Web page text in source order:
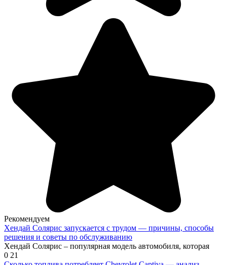
Рекомендуем
Хендай Солярис запускается с трудом — причины, способы
решения и советы по обслуживанию
Хендай Солярис – популярная модель автомобиля, которая
0 21